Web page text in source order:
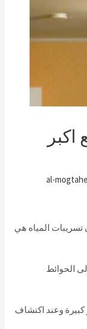
al-
تسريبات المياه هي
الحوائط
كبيرة وعند اكتشاف